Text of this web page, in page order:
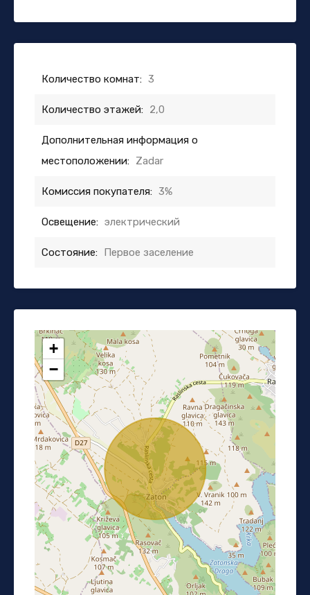
Количество комнат: 3
Количество этажей: 2,0
Дополнительная информация о
местоположении: Zadar
Комиссия покупателя: 3%
Освещение: электрический
Состояние: Первое заселение
+
−